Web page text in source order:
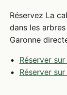
Réservez La
dans les
Garonne
Réserver
Réserver